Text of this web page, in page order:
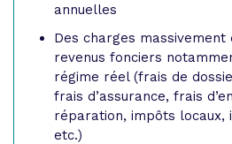
annuelles
Des charges massivement
revenus fonciers
régime réel (frais de
frais d’assurance, frais
réparation, impôts locaux,
etc.)